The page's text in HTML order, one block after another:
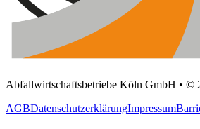
Abfallwirtschaftsbetriebe Köln GmbH • ©
AGBDatenschutzerklärungImpressum